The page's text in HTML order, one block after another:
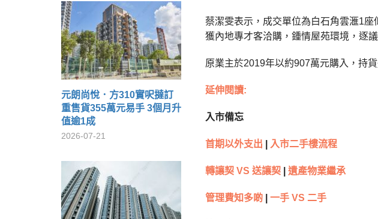
元朗尚悅．方310實呎撻訂
重售貨355萬元易手 3個月升
值逾1成
2026-07-21
蔡潔雯表示，成交單位為白石角雲滙1
獲內地專才客洽購，鍾情屋苑環境，逐
原業主於2019年以約907萬元購入，持
延伸閱讀:
入市備忘
首期以外支出 入市二手樓流程
轉讓契 VS 送讓契 遺產物業繼承
管理費知多啲 一手 VS 二手